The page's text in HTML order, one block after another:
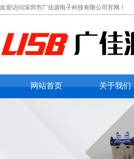
欢迎访问深圳市广佳源电子科技有限公司官网！
网站首页 关于我们
公司概况
联系我们
在线留言